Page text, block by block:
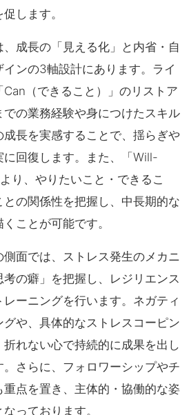
します。
成長の「見える化」と内省・自
ンの3軸設計にあります。ライ
（できること）」のリストア
での業務経験や身につけたスキル
長を実感することで、揺らぎや
回復します。また、「Will-
り、やりたいこと・できるこ
との関係性を把握し、中長期的な
ことが可能です。
面では、ストレス発生のメカニ
の癖」を把握し、レジリエンス
レーニングを行います。ネガティ
や、具体的なストレスコーピン
れない心で持続的に成果を出し
さらに、フォロワーシップやチ
点を置き、主体的・協働的な姿
っております。